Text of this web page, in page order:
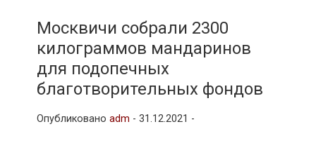
и
другие связанные со стройкой
рубрики
Москвичи собрали 2300
килограммов мандаринов
для подопечных
благотворительных фондов
Опубликовано adm - 31.12.2021 -